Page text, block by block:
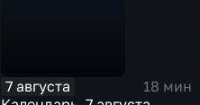
7 августа
18 мин